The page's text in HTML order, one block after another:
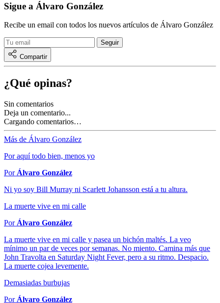
Sigue a Álvaro González
Recibe un email con todos los nuevos artículos de Álvaro González
Compartir
¿Qué opinas?
Sin comentarios
Deja un comentario...
Cargando comentarios…
Más de Álvaro González
Por aquí todo bien, menos yo
Por Álvaro González
Ni yo soy Bill Murray ni Scarlett Johansson está a tu altura.
La muerte vive en mi calle
Por Álvaro González
La muerte vive en mi calle y pasea un bichón maltés. La veo
mínimo un par de veces por semanas. No miento. Camina más que
John Travolta en Saturday Night Fever, pero a su ritmo. Despacio.
La muerte cojea levemente.
Demasiadas burbujas
Por Álvaro González